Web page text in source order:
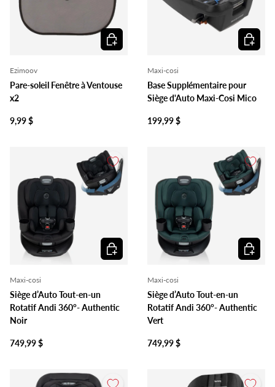
Ezimoov
Pare-soleil Fenêtre à Ventouse
x2
9,99 $
Ajouter au panier
Maxi-cosi
Base Supplémentaire pour
Siège d'Auto Maxi-Cosi Mico
199,99 $
Ajouter
Maxi-cosi
Siège d’Auto Tout-en-un
Rotatif Andi 360°- Authentic
Noir
749,99 $
Ajouter au panier
Maxi-cosi
Siège d’Auto Tout-en-un
Rotatif Andi 360°- Authentic
Vert
749,99 $
Ajouter